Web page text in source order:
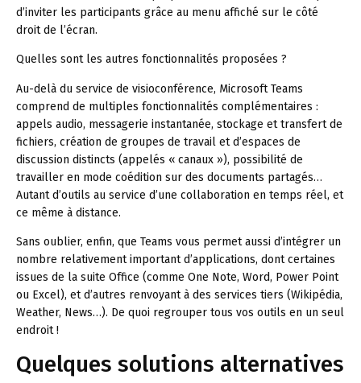
d’inviter les participants grâce au menu affiché sur le côté
droit de l’écran.
Quelles sont les autres fonctionnalités proposées ?
Au-delà du service de visioconférence, Microsoft Teams
comprend de multiples fonctionnalités complémentaires :
appels audio, messagerie instantanée, stockage et transfert de
fichiers, création de groupes de travail et d’espaces de
discussion distincts (appelés « canaux »), possibilité de
travailler en mode coédition sur des documents partagés…
Autant d’outils au service d’une collaboration en temps réel, et
ce même à distance.
Sans oublier, enfin, que Teams vous permet aussi d’intégrer un
nombre relativement important d’applications, dont certaines
issues de la suite Office (comme One Note, Word, Power Point
ou Excel), et d’autres renvoyant à des services tiers (Wikipédia,
Weather, News…). De quoi regrouper tous vos outils en un seul
endroit !
Quelques solutions alternatives